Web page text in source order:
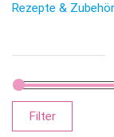
Rezepte & Zubehör
Filter